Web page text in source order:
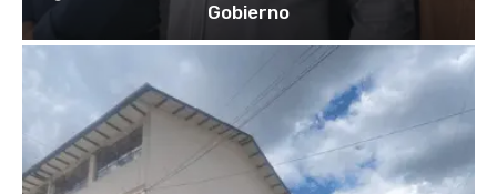
Gobierno